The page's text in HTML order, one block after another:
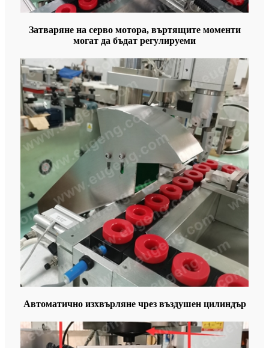
Затваряне на серво мотора, въртящите моменти
могат да бъдат регулируеми
Автоматично изхвърляне чрез въздушен цилиндър